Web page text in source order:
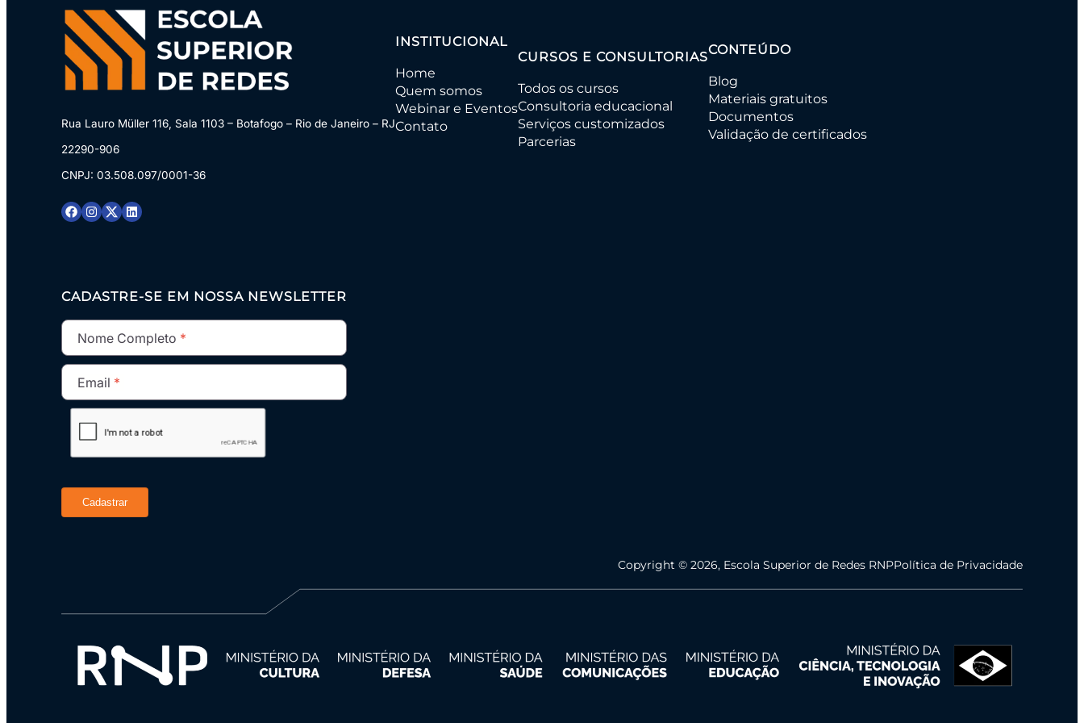
reversa, preparando você para
análises mais profundas e
conscientes no campo da
segurança da informação.
Rua Lauro Müller 116, Sala 1103 – Botafogo – Rio de Janeiro – RJ
22290-906
CNPJ: 03.508.097/0001-36
INSTITUCIONAL
Home
Quem somos
Webinar e Eventos
Contato
CURSOS E CONSULTORIAS
Todos os cursos
Consultoria educacional
Serviços customizados
Parcerias
CONTEÚDO
Blog
Materiais gratuitos
Documentos
Validação de certificados
CADASTRE-SE EM NOSSA NEWSLETTER
Nome Completo
Email
Cadastrar
Copyright © 2026, Escola Superior de Redes RNPPolítica de Privacidade